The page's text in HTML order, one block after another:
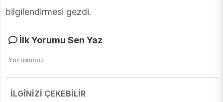
bilgilendirmesi gezdi.
İlk Yorumu Sen Yaz
İLGİNİZİ ÇEKEBİLİR